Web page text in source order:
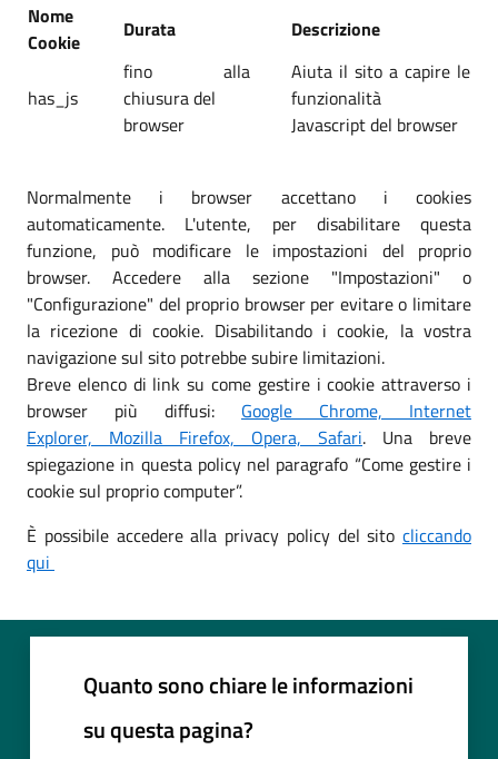
Nome
Cookie
Durata Descrizione
has_js
fino alla
chiusura del
browser
Aiuta il sito a capire le
funzionalità
Javascript del browser
Normalmente i browser accettano i cookies
automaticamente. L'utente, per disabilitare questa
funzione, può modificare le impostazioni del proprio
browser. Accedere alla sezione "Impostazioni" o
"Configurazione" del proprio browser per evitare o limitare
la ricezione di cookie. Disabilitando i cookie, la vostra
navigazione sul sito potrebbe subire limitazioni.
Breve elenco di link su come gestire i cookie attraverso i
browser più diffusi: Google Chrome, Internet
Explorer, Mozilla Firefox, Opera, Safari. Una breve
spiegazione in questa policy nel paragrafo “Come gestire i
cookie sul proprio computer”.
È possibile accedere alla privacy policy del sito cliccando
qui
Quanto sono chiare le informazioni
su questa pagina?